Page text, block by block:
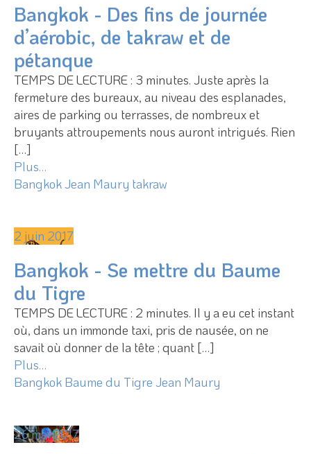
Bangkok - Des fins de journée
d’aérobic, de takraw et de
pétanque
TEMPS DE LECTURE : 3 minutes. Juste après la
fermeture des bureaux, au niveau des esplanades,
aires de parking ou terrasses, de nombreux et
bruyants attroupements nous auront intrigués. Rien
[…]
Plus…
BangkokJean Maury takraw
2 juin 2017
Bangkok - Se mettre du Baume
du Tigre
TEMPS DE LECTURE : 2 minutes. Il y a eu cet instant
où, dans un immonde taxi, pris de nausée, on ne
savait où donner de la tête ; quant […]
Plus…
Bangkok Baume du Tigre Jean Maury
26 mai 2017